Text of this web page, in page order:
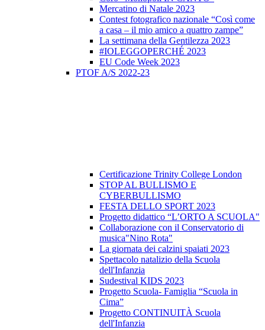
Mercatino di Natale 2023
Contest fotografico nazionale “Così come
a casa – il mio amico a quattro zampe”
La settimana della Gentilezza 2023
#IOLEGGOPERCHÉ 2023
EU Code Week 2023
PTOF A/S 2022-23
Certificazione Trinity College London
STOP AL BULLISMO E
CYBERBULLISMO
FESTA DELLO SPORT 2023
Progetto didattico “L’ORTO A SCUOLA"
Collaborazione con il Conservatorio di
musica"Nino Rota"
La giornata dei calzini spaiati 2023
Spettacolo natalizio della Scuola
dell'Infanzia
Sudestival KIDS 2023
Progetto Scuola- Famiglia “Scuola in
Cima”
Progetto CONTINUITÀ Scuola
dell'Infanzia